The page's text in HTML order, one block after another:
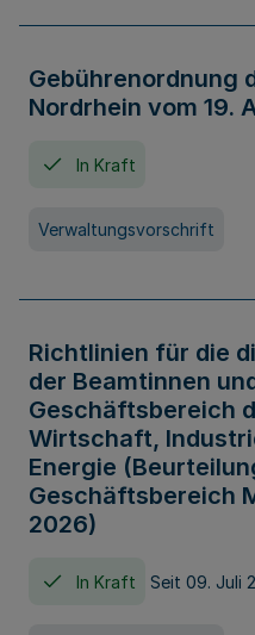
Gebührenordnung
Nordrhein vom 19.
In Kraft
Verwaltungsvorschrift
Richtlinien für die
der Beamtinnen
Geschäftsbereich
Wirtschaft,
Energie
Geschäftsbereich
2026)
In Kraft Seit 09. Juli